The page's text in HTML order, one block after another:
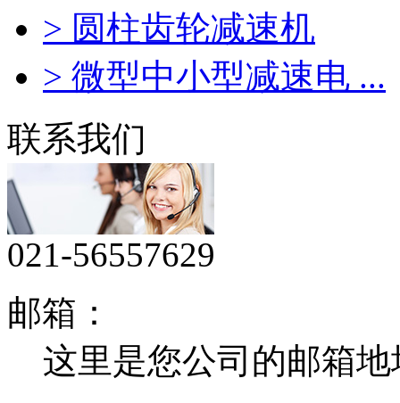
> 圆柱齿轮减速机
> 微型中小型减速电 ...
联系我们
021-56557629
邮箱：
这里是您公司的邮箱地